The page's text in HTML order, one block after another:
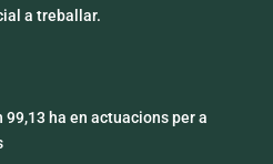
a treballar.
99,13 ha en actuacions per a